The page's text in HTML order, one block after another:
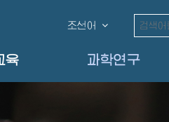
조선어
육 과학연구